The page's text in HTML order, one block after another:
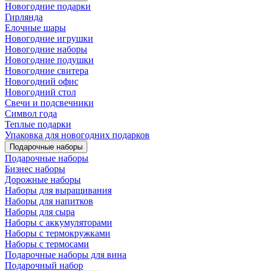
Новогодние подарки
Гирлянда
Елочные шары
Новогодние игрушки
Новогодние наборы
Новогодние подушки
Новогодние свитера
Новогодний офис
Новогодний стол
Свечи и подсвечники
Символ года
Теплые подарки
Упаковка для новогодних подарков
Подарочные наборы
Подарочные наборы
Бизнес наборы
Дорожные наборы
Наборы для выращивания
Наборы для напитков
Наборы для сыра
Наборы с аккумуляторами
Наборы с термокружками
Наборы с термосами
Подарочные наборы для вина
Подарочный набор